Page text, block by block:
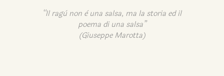
“Il ragù non è una salsa, ma la storia ed il
poema di una salsa”
(Giuseppe Marotta)